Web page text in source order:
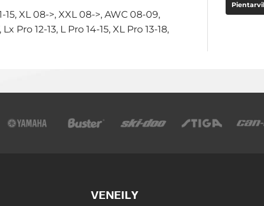
15, XL 08->, XXL 08->, AWC 08-09,
12-13, L Pro 14-15, XL Pro 13-18,
VENEILY